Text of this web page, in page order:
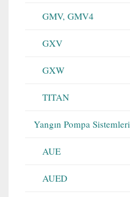
GMV, GMV4
GXV
GXW
TITAN
Yangın Pompa Sistemleri
AUE
AUED